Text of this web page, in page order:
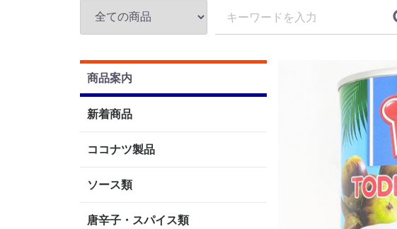
商品案内
新着商品
ココナツ製品
ソース類
唐辛子・スパイス類